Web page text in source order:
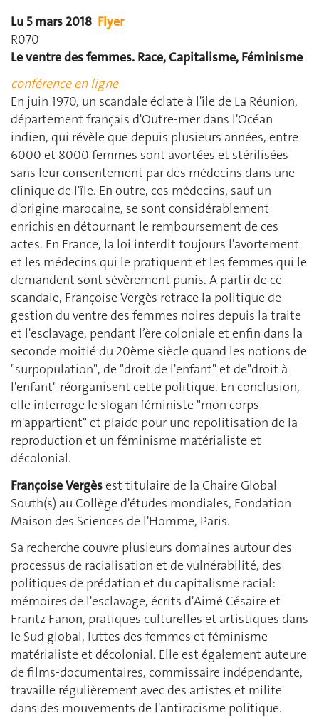
Lu 5 mars 2018 Flyer
R070
Le ventre des femmes. Race, Capitalisme, Féminisme
conférence en ligne
En juin 1970, un scandale éclate à l'île de La Réunion,
département français d'Outre-mer dans l'Océan
indien, qui révèle que depuis plusieurs années, entre
6000 et 8000 femmes sont avortées et stérilisées
sans leur consentement par des médecins dans une
clinique de l'île. En outre, ces médecins, sauf un
d'origine marocaine, se sont considérablement
enrichis en détournant le remboursement de ces
actes. En France, la loi interdit toujours l'avortement
et les médecins qui le pratiquent et les femmes qui le
demandent sont sévèrement punis. A partir de ce
scandale, Françoise Vergès retrace la politique de
gestion du ventre des femmes noires depuis la traite
et l'esclavage, pendant l’ère coloniale et enfin dans la
seconde moitié du 20ème siècle quand les notions de
"surpopulation", de "droit de l'enfant" et de"droit à
l'enfant" réorganisent cette politique. En conclusion,
elle interroge le slogan féministe "mon corps
m'appartient" et plaide pour une repolitisation de la
reproduction et un féminisme matérialiste et
décolonial.
Françoise Vergèsest titulaire de la Chaire Global
South(s) au Collège d'études mondiales, Fondation
Maison des Sciences de l'Homme, Paris.
Sa recherche couvre plusieurs domaines autour des
processus de racialisation et de vulnérabilité, des
politiques de prédation et du capitalisme racial:
mémoires de l'esclavage, écrits d'Aimé Césaire et
Frantz Fanon, pratiques culturelles et artistiques dans
le Sud global, luttes des femmes et féminisme
matérialiste et décolonial. Elle est également auteure
de films-documentaires, commissaire indépendante,
travaille régulièrement avec des artistes et milite
dans des mouvements de l'antiracisme politique.